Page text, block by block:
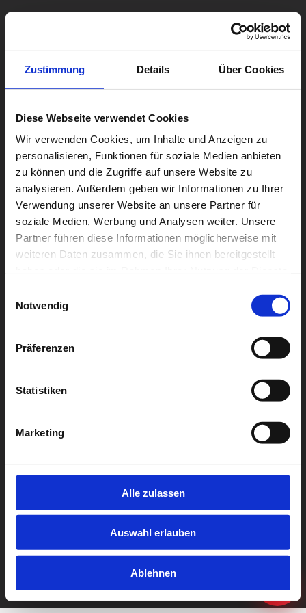
Zustimmung Details Über Cookies
Diese Webseite verwendet Cookies
Wir verwenden Cookies, um Inhalte und Anzeigen zu
personalisieren, Funktionen für soziale Medien anbieten
zu können und die Zugriffe auf unsere Website zu
analysieren. Außerdem geben wir Informationen zu Ihrer
Verwendung unserer Website an unsere Partner für
soziale Medien, Werbung und Analysen weiter. Unsere
Partner führen diese Informationen möglicherweise mit
weiteren Daten zusammen, die Sie ihnen bereitgestellt
Notwendig
Präferenzen
Statistiken
Marketing
Alle zulassen
Auswahl erlauben
Ablehnen
Vielen Dank für Ihr
Interesse!
Wir haben Ihre Anfrage erhalten und
werden sie umgehend bearbeiten. Sie
können in Kürze mit unserem Anruf sowie
einem passenden Angebot rechnen. Falls
Sie in der Zwischenzeit Fragen haben,
stehen wir Ihnen gerne zur Verfügung.